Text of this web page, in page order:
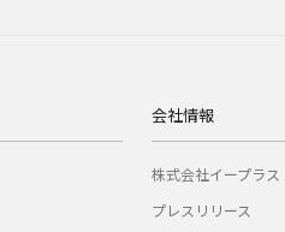
会社情報
株式会社イープラス
プレスリリース